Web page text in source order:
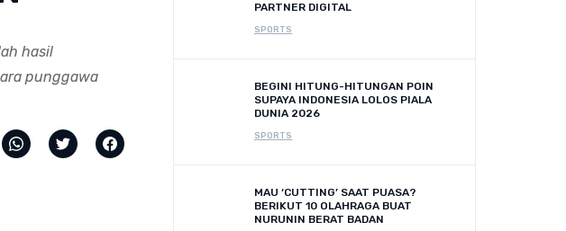
hasil
punggawa
PARTNER DIGITAL
SPORTS
BEGINI HITUNG-HITUNGAN POIN
SUPAYA INDONESIA LOLOS PIALA
DUNIA 2026
SPORTS
MAU ‘CUTTING’ SAAT PUASA?
BERIKUT 10 OLAHRAGA BUAT
NURUNIN BERAT BADAN